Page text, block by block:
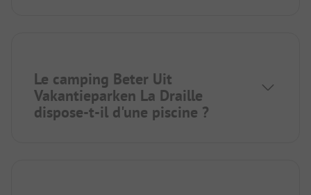
Le camping Beter Uit
Vakantieparken La Draille
dispose-t-il d'une piscine ?